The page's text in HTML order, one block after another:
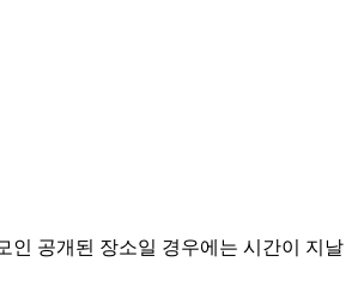
인 공개된 장소일 경우에는 시간이 지날